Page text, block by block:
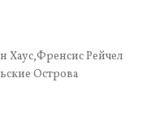
Хаус,Френсис Рейчел
Острова